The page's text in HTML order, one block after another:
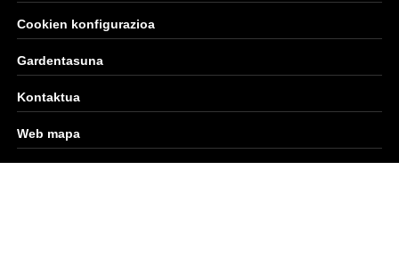
Cookien konfigurazioa
Gardentasuna
Kontaktua
Web mapa